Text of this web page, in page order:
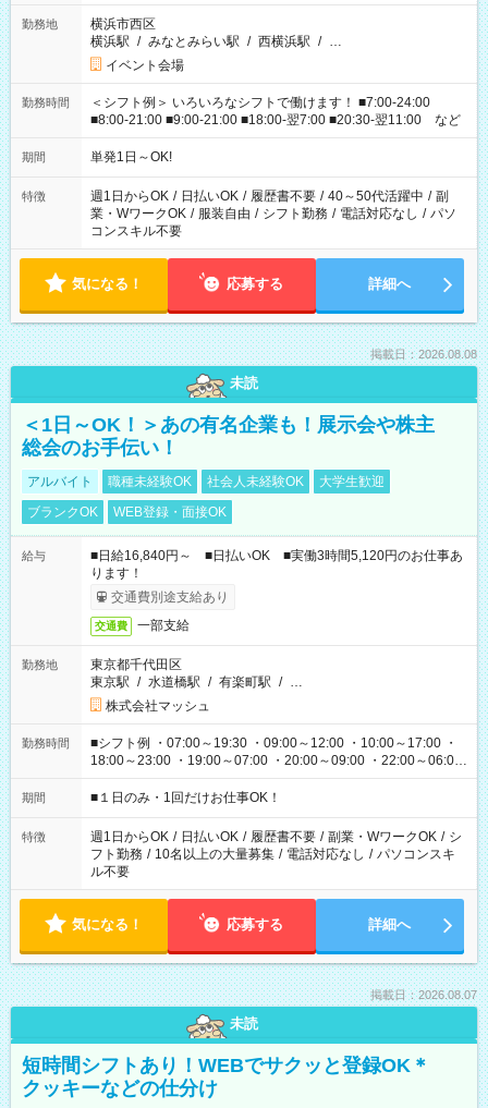
勤務地
横浜市西区
横浜駅 / みなとみらい駅 / 西横浜駅 / …
イベント会場
勤務時間
＜シフト例＞ いろいろなシフトで働けます！ ■7:00-24:00
■8:00-21:00 ■9:00-21:00 ■18:00-翌7:00 ■20:30-翌11:00 など
期間 単発1日～OK!
特徴 週1日からOK / 日払いOK / 履歴書不要 / 40～50代活躍中 / 副
業・WワークOK / 服装自由 / シフト勤務 / 電話対応なし / パソ
コンスキル不要
気になる！ 応募する 詳細へ
掲載日：2026.08.08
未読
＜1日～OK！＞あの有名企業も！展示会や株主
総会のお手伝い！
アルバイト 職種未経験OK 社会人未経験OK
大学生歓迎
ブランクOK
WEB登録・面接OK
給与
■日給16,840円～ ■日払いOK ■実働3時間5,120円のお仕事あ
ります！
交通費別途支給あり
交通費 一部支給
勤務地
東京都千代田区
東京駅 / 水道橋駅 / 有楽町駅 / …
株式会社マッシュ
勤務時間
■シフト例 ・07:00～19:30 ・09:00～12:00 ・10:00～17:00 ・
18:00～23:00 ・19:00～07:00 ・20:00～09:00 ・22:00～06:00
etc ★最短で3時間で5,120円のお仕事から 15時間で2万円近く稼
げるお仕事も！ ご希望のお時間に合わせてご紹介！ ※シフトは
ください！
期間 ■１日のみ・1回だけお仕事OK！
特徴 週1日からOK / 日払いOK / 履歴書不要 / 副業・WワークOK / シ
フト勤務 / 10名以上の大量募集 / 電話対応なし / パソコンスキ
ル不要
気になる！ 応募する 詳細へ
掲載日：2026.08.07
未読
短時間シフトあり！WEBでサクッと登録OK＊
クッキーなどの仕分け